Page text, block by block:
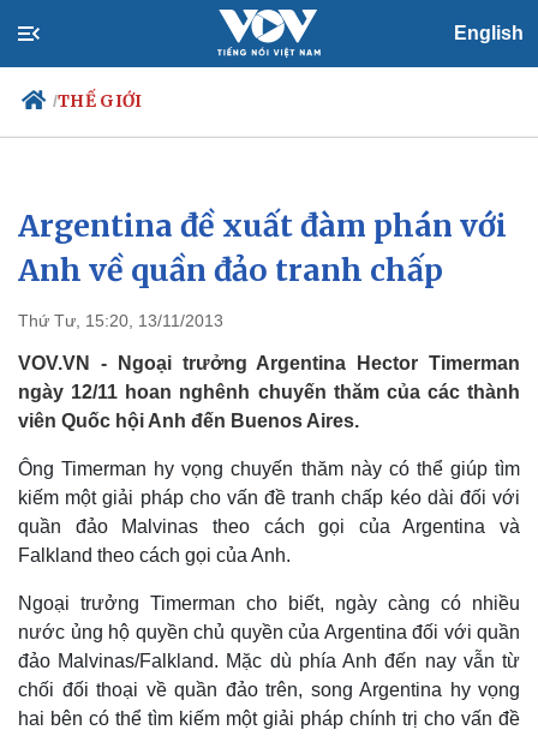
English
/THẾ GIỚI
Chính trị
Đảng
Tổ chức nhân sự
Nhận diện sự thật
Xã hội
Tin 24h
Dự báo thời tiết
Việc làm
Biển đảo
Argentina đề xuất đàm phán với
Anh về quần đảo tranh chấp
Thứ Tư, 15:20, 13/11/2013
VOV.VN - Ngoại trưởng Argentina Hector Timerman
ngày 12/11 hoan nghênh chuyến thăm của các thành
viên Quốc hội Anh đến Buenos Aires.
Ông Timerman hy vọng chuyến thăm này có thể giúp tìm
kiếm một giải pháp cho vấn đề tranh chấp kéo dài đối với
quần đảo Malvinas theo cách gọi của Argentina và
Falkland theo cách gọi của Anh.
Ngoại trưởng Timerman cho biết, ngày càng có nhiều
nước ủng hộ quyền chủ quyền của Argentina đối với quần
đảo Malvinas/Falkland. Mặc dù phía Anh đến nay vẫn từ
chối đối thoại về quần đảo trên, song Argentina hy vọng
hai bên có thể tìm kiếm một giải pháp chính trị cho vấn đề